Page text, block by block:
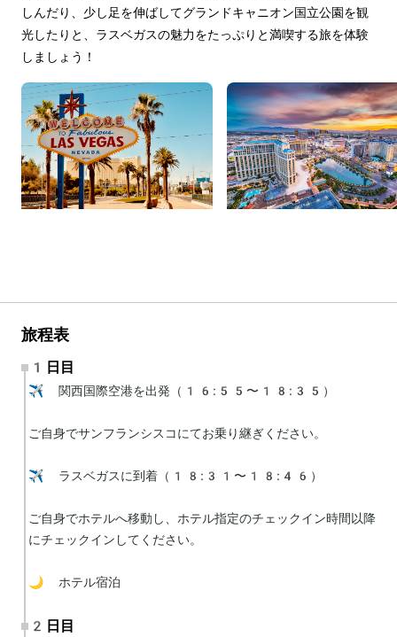
しんだり、少し足を伸ばしてグランドキャニオン国立公園を観
光したりと、ラスベガスの魅力をたっぷりと満喫する旅を体験
しましょう！
旅程表
1日目
✈️ 関西国際空港を出発（16:55〜18:35）
ご自身でサンフランシスコにてお乗り継ぎください。
✈️ ラスベガスに到着（18:31〜18:46）
ご自身でホテルへ移動し、ホテル指定のチェックイン時間以降
にチェックインしてください。
🌙 ホテル宿泊
2日目